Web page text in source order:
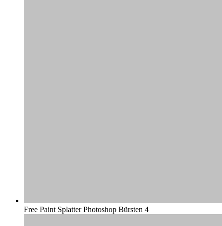
Free Paint Splatter Photoshop Bürsten 4